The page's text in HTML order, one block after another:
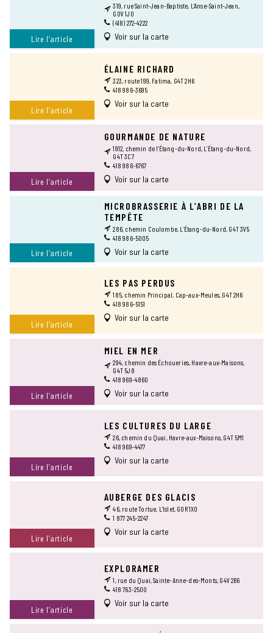
Lire l’article
319, rue Saint-Jean-Baptiste, L’Anse-Saint-Jean,
G0V 1J0
(418) 272-4222
Voir sur la carte
Lire l’article
ÉLAINE RICHARD
323, route 199, Fatima, G4T 2H6
418 986-3695
Voir sur la carte
Lire l’article
GOURMANDE DE NATURE
1912, chemin de l’Étang-du-Nord, L’Étang-du-Nord,
G4T 3C7
418 986-6767
Voir sur la carte
Lire l’article
MICROBRASSERIE À L’ABRI DE LA
TEMPÊTE
286, chemin Coulombe, L’Étang-du-Nord, G4T 3V5
418 986-5005
Voir sur la carte
Lire l’article
LES PAS PERDUS
185, chemin Principal, Cap-aux-Meules, G4T 2H6
418 986-5151
Voir sur la carte
Lire l’article
MIEL EN MER
294, chemin des Échoueries, Havre-aux-Maisons,
G4T 5J8
418 969-4860
Voir sur la carte
Lire l’article
LES CULTURES DU LARGE
26, chemin du Quai, Havre-aux-Maisons, G4T 5M1
418 969-4477
Voir sur la carte
Lire l’article
AUBERGE DES GLACIS
46, route Tortue, L’Islet, G0R 1X0
1 877 245-2247
Voir sur la carte
Lire l’article
EXPLORAMER
1, rue du Quai, Sainte-Anne-des-Monts, G4V 2B6
418 763-2500
Voir sur la carte